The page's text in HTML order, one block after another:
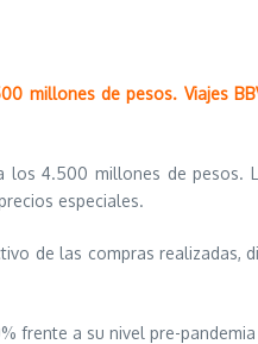
millones de pesos. Viajes
4.500 millones de pesos.
especiales.
de las compras realizadas,
frente a su nivel pre-